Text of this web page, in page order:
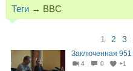
Теги → BBC
1 2 3
Заключенная 951
4 0 +1